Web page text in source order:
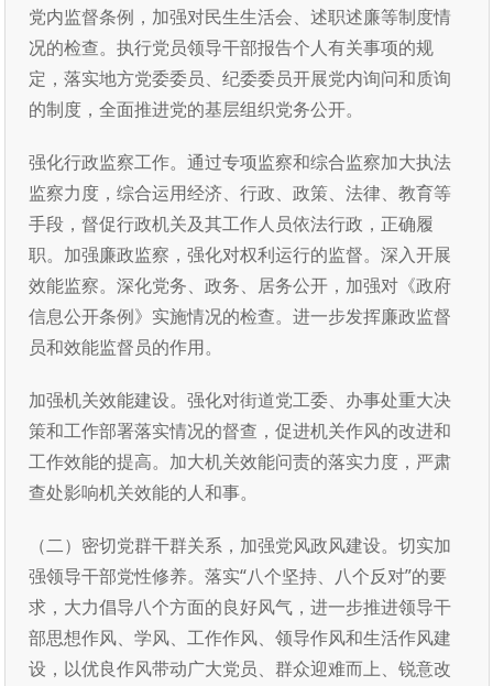
党内监督条例，加强对民生生活会、述职述廉等制度情
况的检查。执行党员领导干部报告个人有关事项的规
定，落实地方党委委员、纪委委员开展党内询问和质询
的制度，全面推进党的基层组织党务公开。
强化行政监察工作。通过专项监察和综合监察加大执法
监察力度，综合运用经济、行政、政策、法律、教育等
手段，督促行政机关及其工作人员依法行政，正确履
职。加强廉政监察，强化对权利运行的监督。深入开展
效能监察。深化党务、政务、居务公开，加强对《政府
信息公开条例》实施情况的检查。进一步发挥廉政监督
员和效能监督员的作用。
加强机关效能建设。强化对街道党工委、办事处重大决
策和工作部署落实情况的督查，促进机关作风的改进和
工作效能的提高。加大机关效能问责的落实力度，严肃
查处影响机关效能的人和事。
（二）密切党群干群关系，加强党风政风建设。切实加
强领导干部党性修养。落实“八个坚持、八个反对”的要
求，大力倡导八个方面的良好风气，进一步推进领导干
部思想作风、学风、工作作风、领导作风和生活作风建
设，以优良作风带动广大党员、群众迎难而上、锐意改